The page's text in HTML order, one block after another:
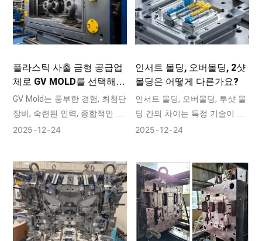
플라스틱 사출 금형 공급업
체로 GV MOLD를 선택해야
하는 이유는 무엇일까요?
GV Mold는 풍부한 경험, 최첨단
장비, 숙련된 인력, 종합적인 서
비스, 완벽한 인증, 국제적인 경
급업체입니다.
2025 12 24
인서트 몰딩, 오버몰딩, 2샷
몰딩은 어떻게 다른가요?
인서트 몰딩, 오버몰딩, 투샷 몰
딩 간의 차이는 특정 기술이 보
편적으로 더 우수하다기보다는
2025 12 24